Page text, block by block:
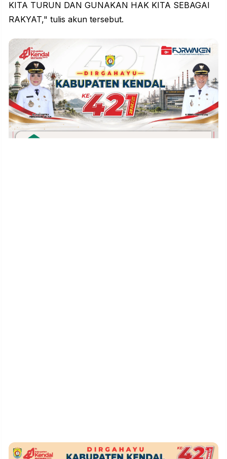
KITA TURUN DAN GUNAKAN HAK KITA SEBAGAI
RAKYAT," tulis akun tersebut.